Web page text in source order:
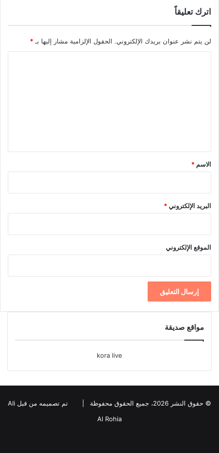
اترك تعليقاً
لن يتم نشر عنوان بريدك الإلكتروني. الحقول الإلزامية مشار إليها بـ*
*
الاسم *
البريد الإلكتروني*
الموقع الإلكتروني
مواقع صديقة
kora live
© حقوق النشر 2026، جميع الحقوق محفوظة |
تم تصميمه من قبل Ali
Al Rohia